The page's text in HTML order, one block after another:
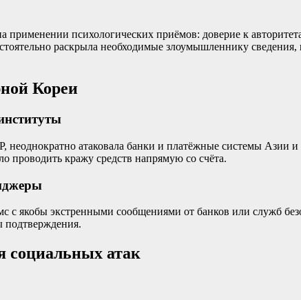
применении психологических приёмов: доверие к
раскрыла необходимые злоумышленнику сведения,
Кореи
неоднократно атаковала банки и платёжные системы
проводить кражу средств напрямую со счёта.
якобы экстренными сообщениями от банков или служб
подтверждения.
социальных атак